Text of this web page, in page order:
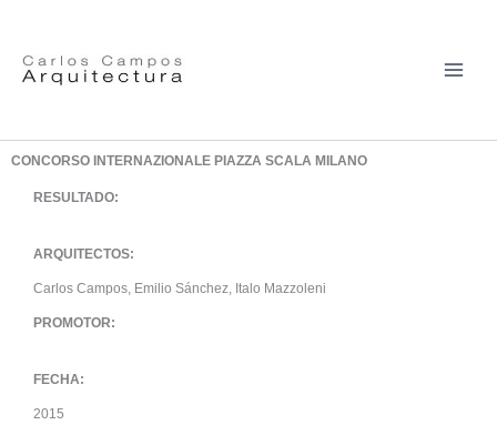
CONCORSO INTERNAZIONALE PIAZZA SCALA MILANO
RESULTADO:
ARQUITECTOS:
Carlos Campos, Emilio Sánchez, Italo Mazzoleni
PROMOTOR:
FECHA:
2015